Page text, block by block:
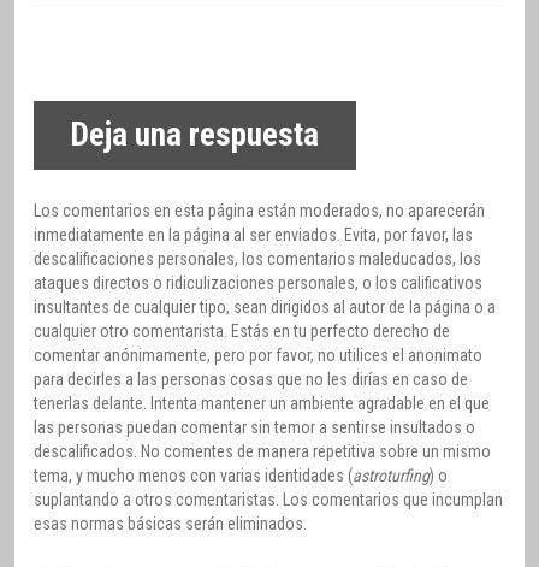
Deja una respuesta
Los comentarios en esta página están moderados, no aparecerán
inmediatamente en la página al ser enviados. Evita, por favor, las
descalificaciones personales, los comentarios maleducados, los
ataques directos o ridiculizaciones personales, o los calificativos
insultantes de cualquier tipo, sean dirigidos al autor de la página o a
cualquier otro comentarista. Estás en tu perfecto derecho de
comentar anónimamente, pero por favor, no utilices el anonimato
para decirles a las personas cosas que no les dirías en caso de
tenerlas delante. Intenta mantener un ambiente agradable en el que
las personas puedan comentar sin temor a sentirse insultados o
descalificados. No comentes de manera repetitiva sobre un mismo
tema, y mucho menos con varias identidades (astroturfing) o
suplantando a otros comentaristas. Los comentarios que incumplan
esas normas básicas serán eliminados.